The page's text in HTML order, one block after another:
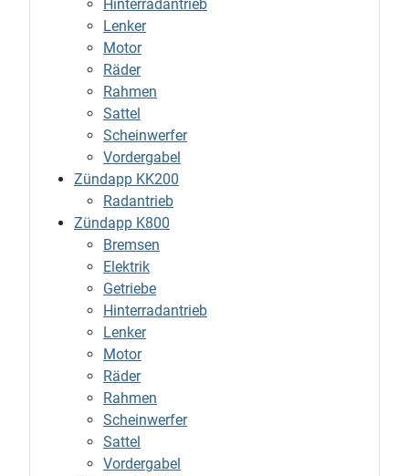
Hinterradantrieb
Lenker
Motor
Räder
Rahmen
Sattel
Scheinwerfer
Vordergabel
Zündapp KK200
Radantrieb
Zündapp K800
Bremsen
Elektrik
Getriebe
Hinterradantrieb
Lenker
Motor
Räder
Rahmen
Scheinwerfer
Sattel
Vordergabel